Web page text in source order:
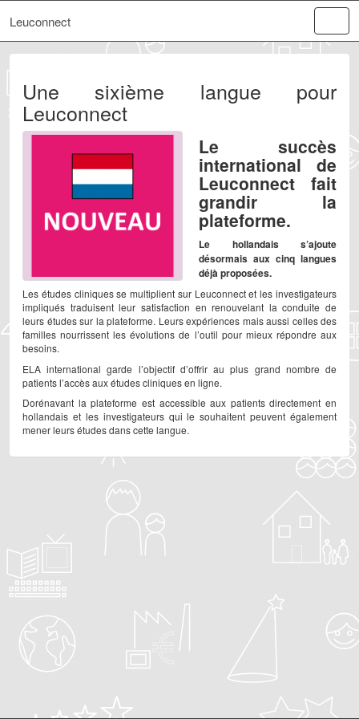
Leuconnect
Une sixième langue pour
Leuconnect
Le succès
international de
Leuconnect fait
grandir la
plateforme.
Le hollandais s’ajoute
désormais aux cinq langues
déjà proposées.
Les études cliniques se multiplient sur Leuconnect et les investigateurs
impliqués traduisent leur satisfaction en renouvelant la conduite de
leurs études sur la plateforme. Leurs expériences mais aussi celles des
familles nourrissent les évolutions de l’outil pour mieux répondre aux
besoins.
ELA international garde l’objectif d’offrir au plus grand nombre de
patients l’accès aux études cliniques en ligne.
Dorénavant la plateforme est accessible aux patients directement en
hollandais et les investigateurs qui le souhaitent peuvent également
mener leurs études dans cette langue.